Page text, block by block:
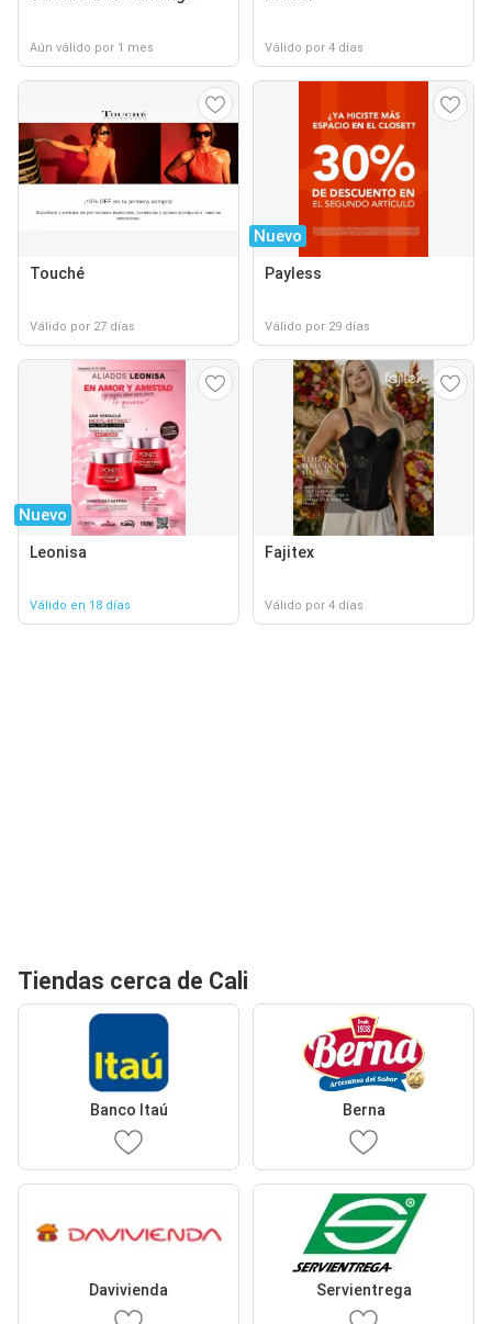
Aún válido por 1 mes Válido por 4 días
Touché
Válido por 27 días
Nuevo
Payless
Válido por 29 días
Nuevo
Leonisa
Válido en 18 días
Fajitex
Válido por 4 días
Tiendas cerca de Cali
Banco Itaú Berna
Davivienda Servientrega